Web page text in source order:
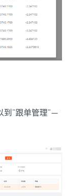
到“跟单管理”—